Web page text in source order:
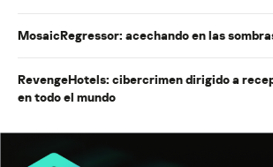
MosaicRegressor: acechando en las
RevengeHotels: cibercrimen dirigido a
en todo el mundo